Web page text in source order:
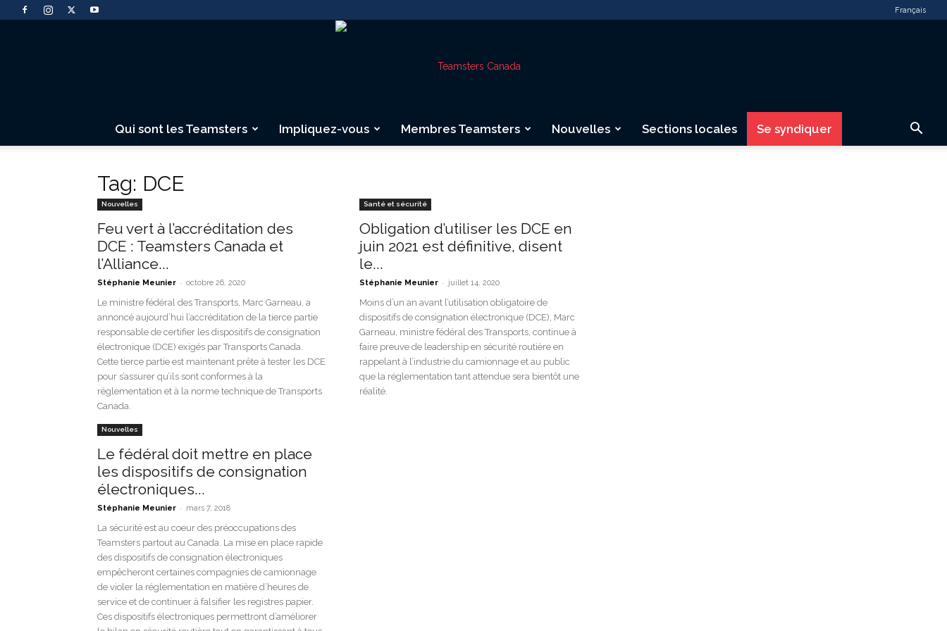
Français
Canada
Qui sont les Teamsters Impliquez-vous Membres Teamsters Nouvelles Sections locales Se syndiquer
Tag: DCE
Nouvelles
Feu vert à l’accréditation des
DCE : Teamsters Canada et
l’Alliance...
Stéphanie Meunier - octobre 26, 2020
Le ministre fédéral des Transports, Marc Garneau, a
annoncé aujourd’hui l’accréditation de la tierce partie
responsable de certifier les dispositifs de consignation
électronique (DCE) exigés par Transports Canada.
Cette tierce partie est maintenant prête à tester les DCE
pour s’assurer qu’ils sont conformes à la
réglementation et à la norme technique de Transports
Canada.
Santé et sécurité
Obligation d’utiliser les DCE en
juin 2021 est définitive, disent
le...
Stéphanie Meunier - juillet 14, 2020
Moins d’un an avant l’utilisation obligatoire de
dispositifs de consignation électronique (DCE), Marc
Garneau, ministre fédéral des Transports, continue à
faire preuve de leadership en sécurité routière en
rappelant à l’industrie du camionnage et au public
que la réglementation tant attendue sera bientôt une
réalité.
Nouvelles
Le fédéral doit mettre en place
les dispositifs de consignation
électroniques...
Stéphanie Meunier - mars 7, 2018
La sécurité est au coeur des préoccupations des
Teamsters partout au Canada. La mise en place rapide
des dispositifs de consignation électroniques
empêcheront certaines compagnies de camionnage
de violer la réglementation en matière d’heures de
service et de continuer à falsifier les registres papier.
Ces dispositifs électroniques permettront d’améliorer